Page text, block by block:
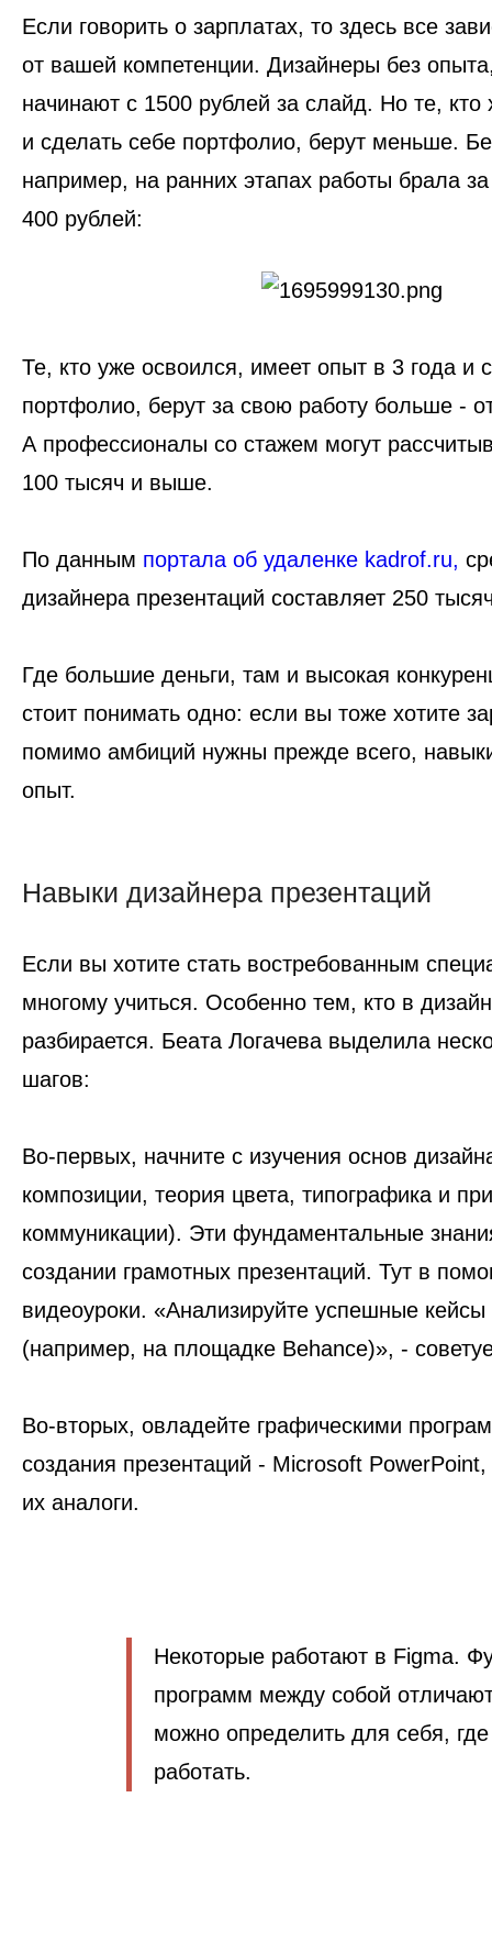
Если говорить о зарплатах, то здесь все
от вашей компетенции. Дизайнеры без
начинают с 1500 рублей за слайд. Но те, кто
и сделать себе портфолио, берут меньше.
например, на ранних этапах работы брала
400 рублей:
Те, кто уже освоился, имеет опыт в 3 года и
портфолио, берут за свою работу больше -
А профессионалы со стажем могут
100 тысяч и выше.
По данным портала об удаленке kadrof.ru,
дизайнера презентаций составляет 250
Где большие деньги, там и высокая
стоит понимать одно: если вы тоже хотите
помимо амбиций нужны прежде всего,
опыт.
Навыки дизайнера презентаций
Если вы хотите стать востребованным
многому учиться. Особенно тем, кто в
разбирается. Беата Логачева выделила
шагов:
Во-первых, начните с изучения основ
композиции, теория цвета, типографика и
коммуникации). Эти фундаментальные
создании грамотных презентаций. Тут в
видеоуроки. «Анализируйте успешные кейсы
(например, на площадке Behance)», -
Во-вторых, овладейте графическими
создания презентаций - Microsoft
их аналоги.
Некоторые работают в Figma.
программ между собой
можно определить для себя,
работать.